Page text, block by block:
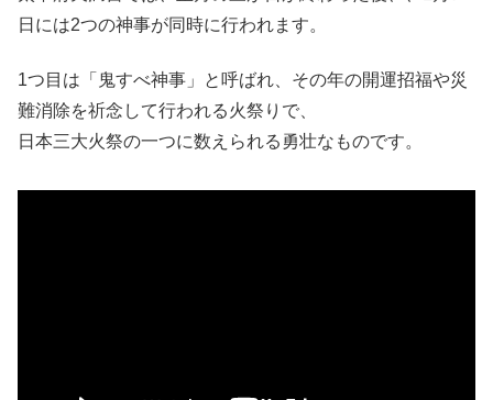
日には2つの神事が同時に行われます。
1つ目は「鬼すべ神事」と呼ばれ、その年の開運招福や災
難消除を祈念して行われる火祭りで、
日本三大火祭の一つに数えられる勇壮なものです。